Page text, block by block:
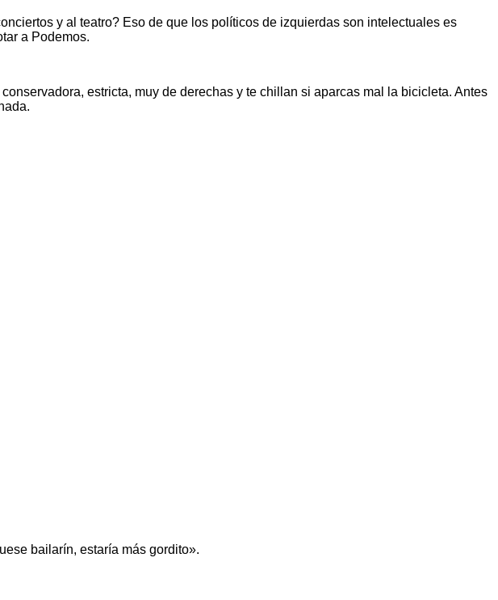
y al teatro? Eso de que los políticos de izquierdas son intelectuales es
a Podemos.
estricta, muy de derechas y te chillan si aparcas mal la bicicleta. Antes
bailarín, estaría más gordito».